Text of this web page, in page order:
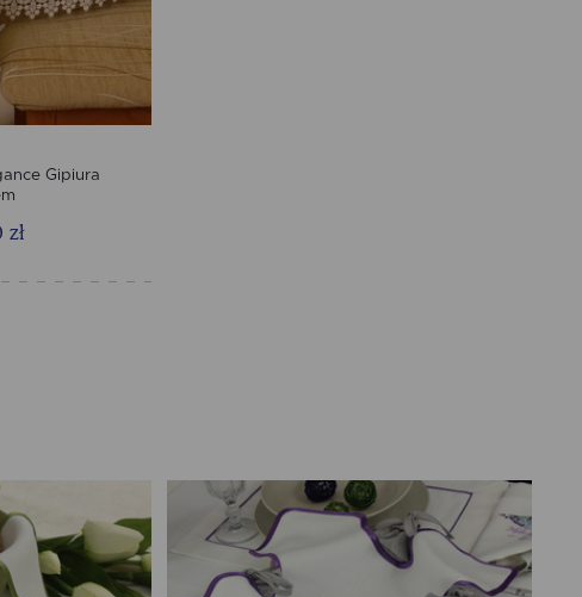
Gipiura